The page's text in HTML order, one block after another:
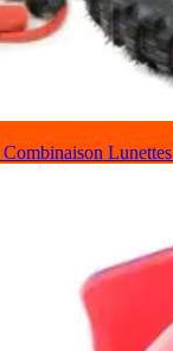
Combinaison Lunettes